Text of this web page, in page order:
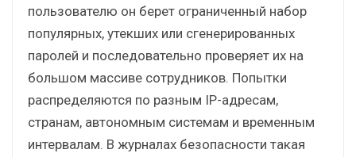
пользователю он берет ограниченный набор
популярных, утекших или сгенерированных
паролей и последовательно проверяет их на
большом массиве сотрудников. Попытки
распределяются по разным IP-адресам,
странам, автономным системам и временным
интервалам. В журналах безопасности такая